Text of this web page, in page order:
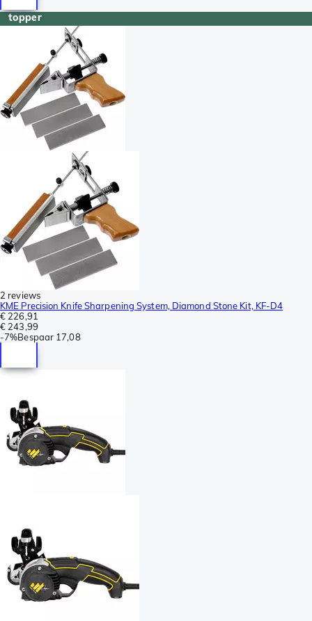
topper
2 reviews
KME Precision Knife Sharpening System, Diamond Stone Kit, KF-D4
€ 226,91
€ 243,99
-7%Bespaar 17,08